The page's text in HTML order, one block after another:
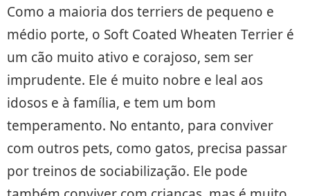
Como a maioria dos terriers de pequeno e
médio porte, o Soft Coated Wheaten Terrier é
um cão muito ativo e corajoso, sem ser
imprudente. Ele é muito nobre e leal aos
idosos e à família, e tem um bom
temperamento. No entanto, para conviver
com outros pets, como gatos, precisa passar
por treinos de sociabilização. Ele pode